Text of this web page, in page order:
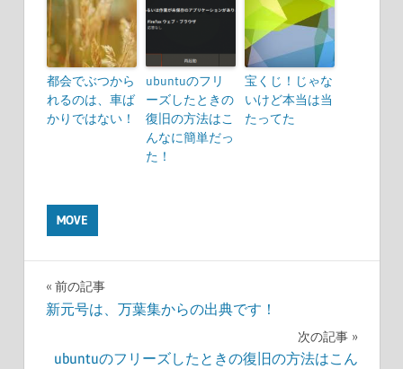
都会でぶつから
れるのは、車ば
かりではない！
ubuntuのフリ
ーズしたときの
復旧の方法はこ
んなに簡単だっ
た！
宝くじ！じゃな
いけど本当は当
たってた
MOVE
投
稿
前の記事
新元号は、万葉集からの出典です！
次の記事
ubuntuのフリーズしたときの復旧の方法はこん